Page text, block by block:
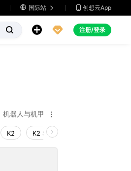
 国际站   创想云App
   注册/登录
机器人与机甲 
K2 K2 SE